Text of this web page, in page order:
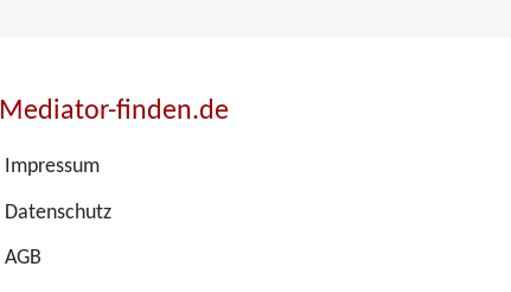
Mediator-finden.de
Impressum
Datenschutz
AGB